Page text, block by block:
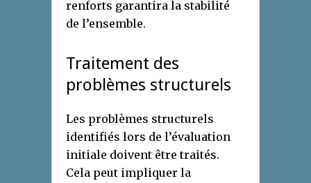
renforts garantira la stabilité
de l’ensemble.
Traitement des
problèmes structurels
Les problèmes structurels
identifiés lors de l’évaluation
initiale doivent être traités.
Cela peut impliquer la